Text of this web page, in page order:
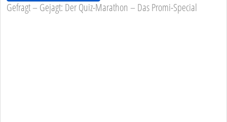
Gefragt – Gejagt: Der Quiz-Marathon – Das Promi-Special